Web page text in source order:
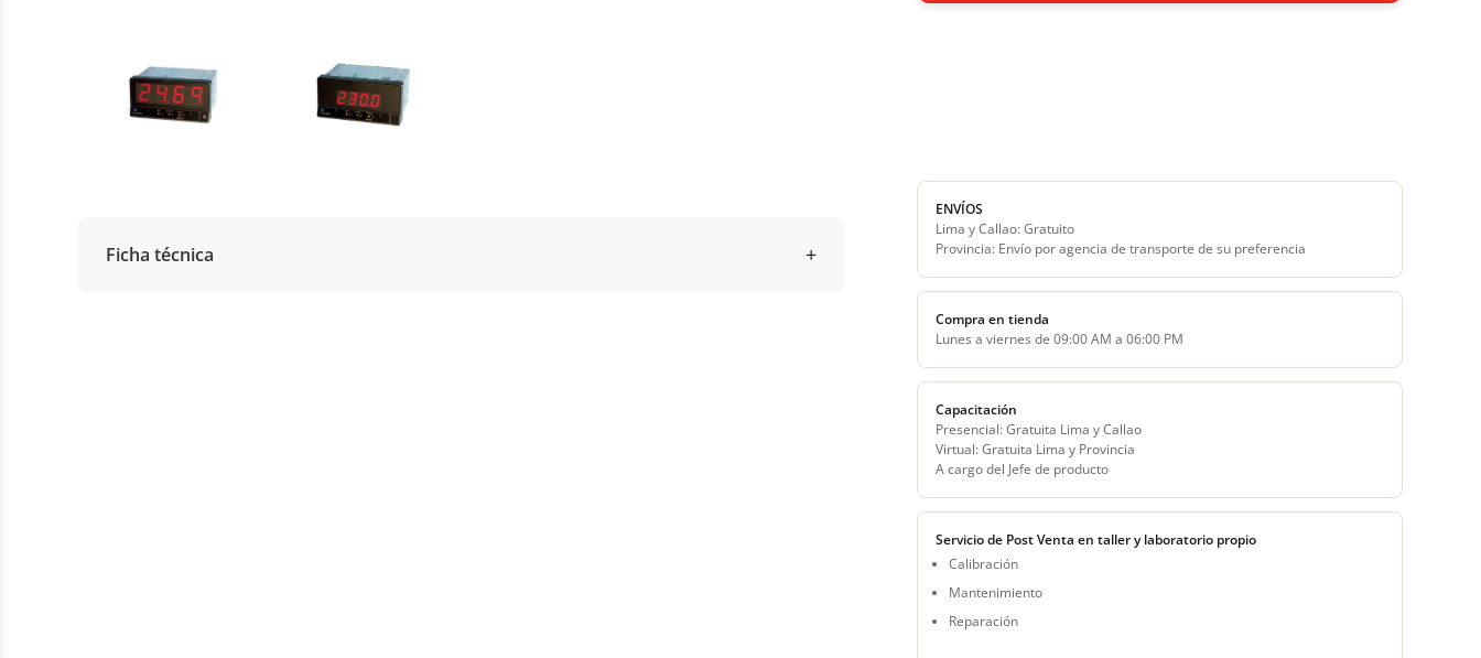
Ficha técnica
ENVÍOS
Lima y Callao: Gratuito
Provincia: Envío por agencia de transporte de su preferencia
Compra en tienda
Lunes a viernes de 09:00 AM a 06:00 PM
Capacitación
Presencial: Gratuita Lima y Callao
Virtual: Gratuita Lima y Provincia
A cargo del Jefe de producto
Servicio de Post Venta en taller y laboratorio propio
Calibración
Mantenimiento
Reparación